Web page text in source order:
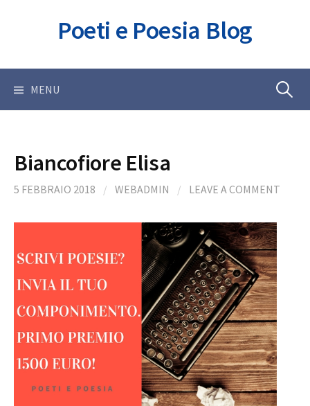
Poeti e Poesia Blog
MENU Ricerca
Biancofiore Elisa
5 FEBBRAIO 2018 / WEBADMIN / LEAVE A COMMENT